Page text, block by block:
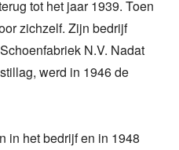
tot het jaar 1939. Toen
zichzelf. Zijn bedrijf
N.V. Nadat
werd in 1946 de
in het bedrijf en in 1948